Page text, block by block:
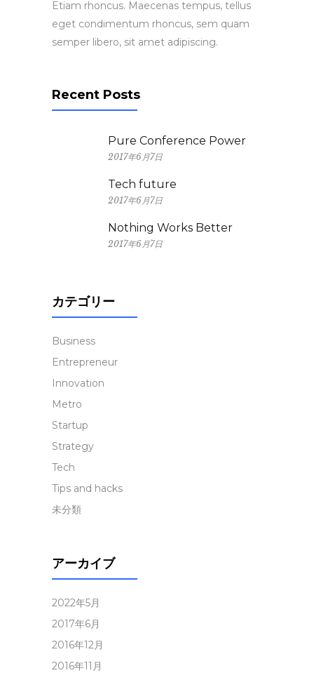
Etiam rhoncus. Maecenas tempus, tellus
eget condimentum rhoncus, sem quam
semper libero, sit amet adipiscing.
Recent Posts
Pure Conference Power
2017年6月7日
Tech future
2017年6月7日
Nothing Works Better
2017年6月7日
カテゴリー
Business
Entrepreneur
Innovation
Metro
Startup
Strategy
Tech
Tips and hacks
未分類
アーカイブ
2022年5月
2017年6月
2016年12月
2016年11月